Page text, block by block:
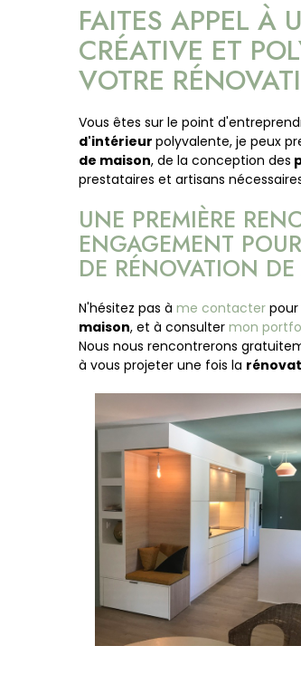
FAITES APPEL À
CRÉATIVE ET
VOTRE
Vous êtes sur le point
d'intérieur polyvalente, je peux
de maison, de la conception des
prestataires et artisans
UNE PREMIÈRE
ENGAGEMENT
DE RÉNOVATION
N'hésitez pas à me contacter
maison, et à consulter mon
Nous nous rencontrerons
à vous projeter une fois la